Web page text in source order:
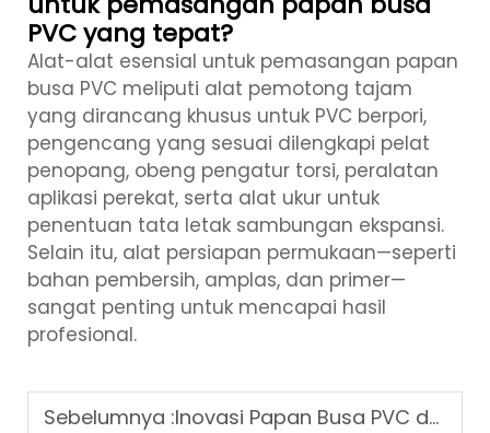
PVC yang tepat?
Alat-alat esensial untuk pemasangan papan
busa PVC meliputi alat pemotong tajam
yang dirancang khusus untuk PVC berpori,
pengencang yang sesuai dilengkapi pelat
penopang, obeng pengatur torsi, peralatan
aplikasi perekat, serta alat ukur untuk
penentuan tata letak sambungan ekspansi.
Selain itu, alat persiapan permukaan—seperti
bahan pembersih, amplas, dan primer—
sangat penting untuk mencapai hasil
profesional.
Sebelumnya :Inovasi Papan Busa PVC dalam Solusi Konstruksi Ringan5